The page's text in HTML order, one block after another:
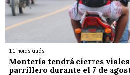
11 horas atrás
Montería tendrá cierres
parrillero durante el 7 de